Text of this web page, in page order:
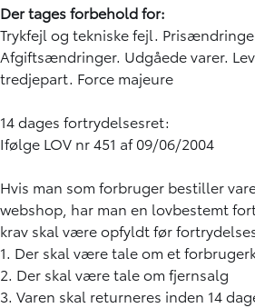
Der tages forbehold for:
Trykfejl og tekniske fejl.
Afgiftsændringer. Udgåede varer.
tredjepart. Force majeure
14 dages fortrydelsesret:
Ifølge LOV nr 451 af 09/06/2004
Hvis man som forbruger bestiller
webshop, har man en lovbestemt
krav skal være opfyldt før
1. Der skal være tale om et
2. Der skal være tale om fjernsalg
3. Varen skal returneres inden 14